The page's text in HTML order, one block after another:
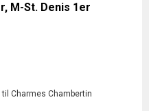
M-St. Denis 1er
Charmes Chambertin